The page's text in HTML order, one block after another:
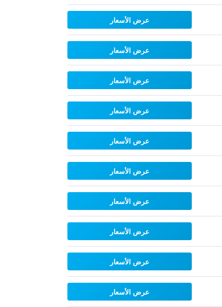
عرض الأسعار
عرض الأسعار
عرض الأسعار
عرض الأسعار
عرض الأسعار
عرض الأسعار
عرض الأسعار
عرض الأسعار
عرض الأسعار
عرض الأسعار